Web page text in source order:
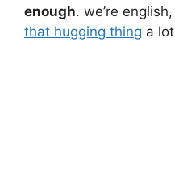
enough. we’re
that hugging thing a